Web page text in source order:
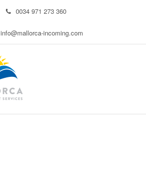
0034 971 273 360
info@mallorca-incoming.com